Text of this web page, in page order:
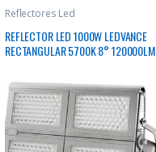
Reflectores Led
REFLECTOR LED 1000W LEDVANCE
RECTANGULAR 5700K 8° 120000LM